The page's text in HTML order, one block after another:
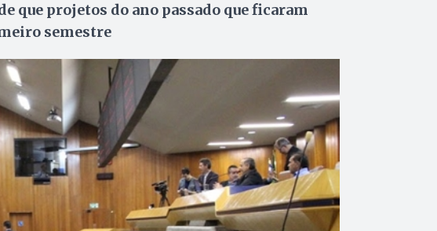
que projetos do ano passado que ficaram
semestre